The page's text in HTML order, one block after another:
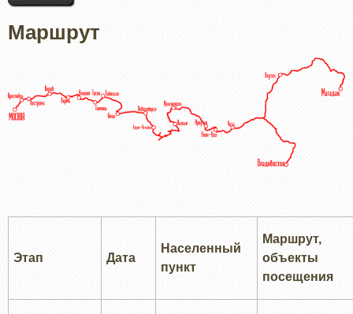
Маршрут
Этап Дата
Населенный
пункт
Маршрут,
объекты
посещения